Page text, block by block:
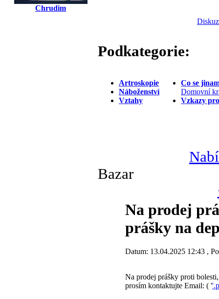
Chrudim
Podkategorie:
Artroskopie
Náboženství
Vztahy
Co se
Domovní
Vzkazy
Bazar
Na prodej
prášky na
Datum: 13.04.2025 12:43 ,
Na prodej prášky proti
prosím kontaktujte Email: ( '